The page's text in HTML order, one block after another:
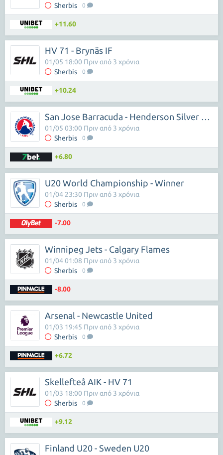
Sherbis 0
+11.60
HV 71 - Brynäs IF
Sherbis 0
01/05 18:00 Πριν από 3 χρόνια
+10.24
San Jose Barracuda - Henderson Silver Knights
Sherbis 0
01/05 03:00 Πριν από 3 χρόνια
+6.80
U20 World Championship - Winner
Sherbis 0
01/04 23:30 Πριν από 3 χρόνια
-7.00
Winnipeg Jets - Calgary Flames
Sherbis 0
01/04 01:08 Πριν από 3 χρόνια
-8.00
Arsenal - Newcastle United
Sherbis 0
01/03 19:45 Πριν από 3 χρόνια
+6.72
Skellefteå AIK - HV 71
Sherbis 0
01/03 18:00 Πριν από 3 χρόνια
+9.12
Finland U20 - Sweden U20